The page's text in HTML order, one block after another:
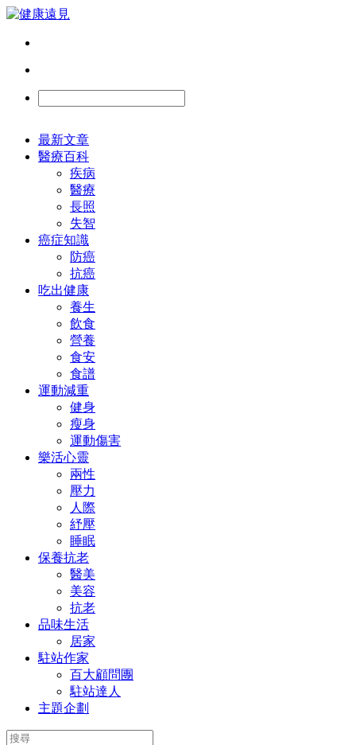
最新文章
醫療百科
疾病
醫療
長照
失智
癌症知識
防癌
抗癌
吃出健康
養生
飲食
營養
食安
食譜
運動減重
健身
瘦身
運動傷害
樂活心靈
兩性
壓力
人際
紓壓
睡眠
保養抗老
醫美
美容
抗老
品味生活
居家
駐站作家
百大顧問團
駐站達人
主題企劃